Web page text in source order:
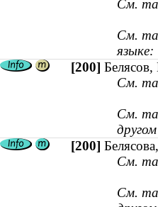
См.
См.
языке:
[200]
См.
См.
[200]
См.
См.